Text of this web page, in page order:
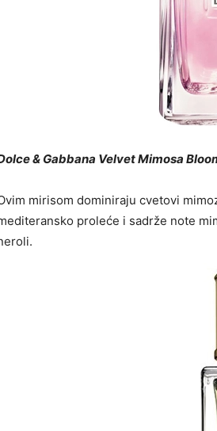
& Gabbana Velvet Mimosa
mirisom dominiraju cvetovi
proleće i sadrže note